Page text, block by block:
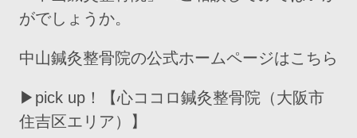
がでしょうか。
中山鍼灸整骨院の公式ホームページはこちら
▶pick up！【心ココロ鍼灸整骨院（大阪市
住吉区エリア）】